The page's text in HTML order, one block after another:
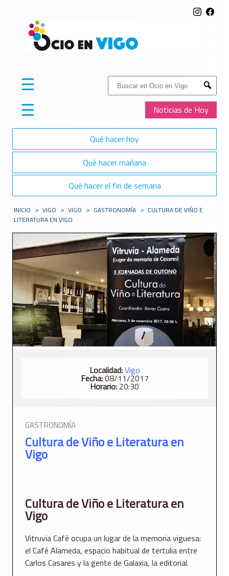
Buscar:
Submit
Noticias de Hoy
☰
☰
Qué hacer hoy
Qué hacer mañana
Qué hacer el fin de semana
INICIO > VIGO > VIGO > GASTRONOMÍA > CULTURA DE VIÑO E
LITERATURA EN VIGO
Localidad:Vigo
Fecha:08/11/2017
Horario: 20:30
GASTRONOMÍA
Cultura de Viño e Literatura en
Vigo
Cultura de Viño e Literatura en
Vigo
Vitruvia Café ocupa un lugar de la memoria viguesa:
el Café Alameda, espacio habitual de tertulia entre
Carlos Casares y la gente de Galaxia, la editorial.